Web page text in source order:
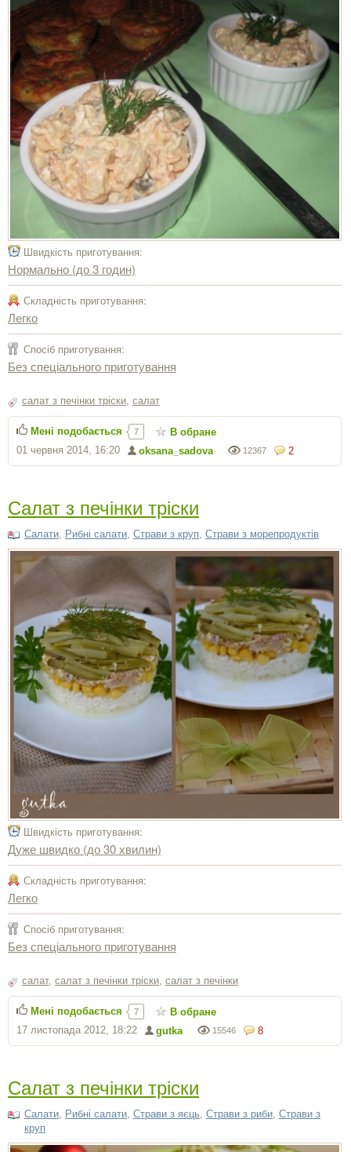
Швидкість приготування:
Нормально (до 3 годин)
Складність приготування:
Легко
Спосіб приготування:
Без спеціального приготування
салат з печінки тріски, салат
2
12367
oksana_sadova
01 червня 2014, 16:20
Мені подобається 7 В обране
Салат з печінки тріски
Салати, Рибні салати, Страви з круп, Страви з морепродуктів
Швидкість приготування:
Дуже швидко (до 30 хвилин)
Складність приготування:
Легко
Спосіб приготування:
Без спеціального приготування
салат, салат з печінки тріски салат з печінки
8
15546
gutka
17 листопада 2012, 18:22
Мені подобається 7 В обране
Салат з печінки тріски
Салати Рибні салати Cтрави з яєць Страви з риби Страви з
круп